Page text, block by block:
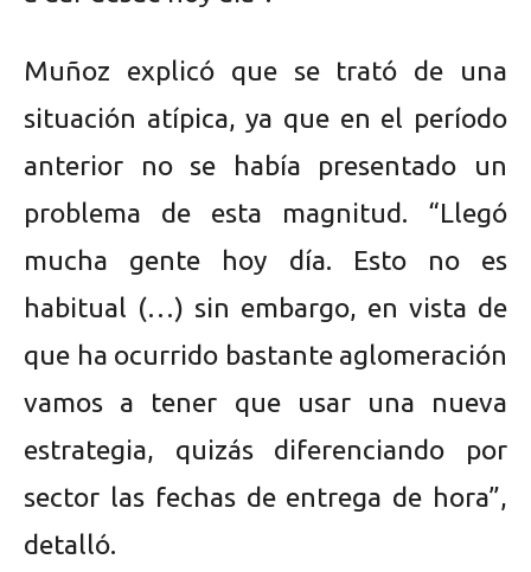
Muñoz explicó que se trató de una
situación atípica, ya que en el período
anterior no se había presentado un
problema de esta magnitud. “Llegó
mucha gente hoy día. Esto no es
habitual (…) sin embargo, en vista de
que ha ocurrido bastante aglomeración
vamos a tener que usar una nueva
estrategia, quizás diferenciando por
sector las fechas de entrega de hora”,
detalló.